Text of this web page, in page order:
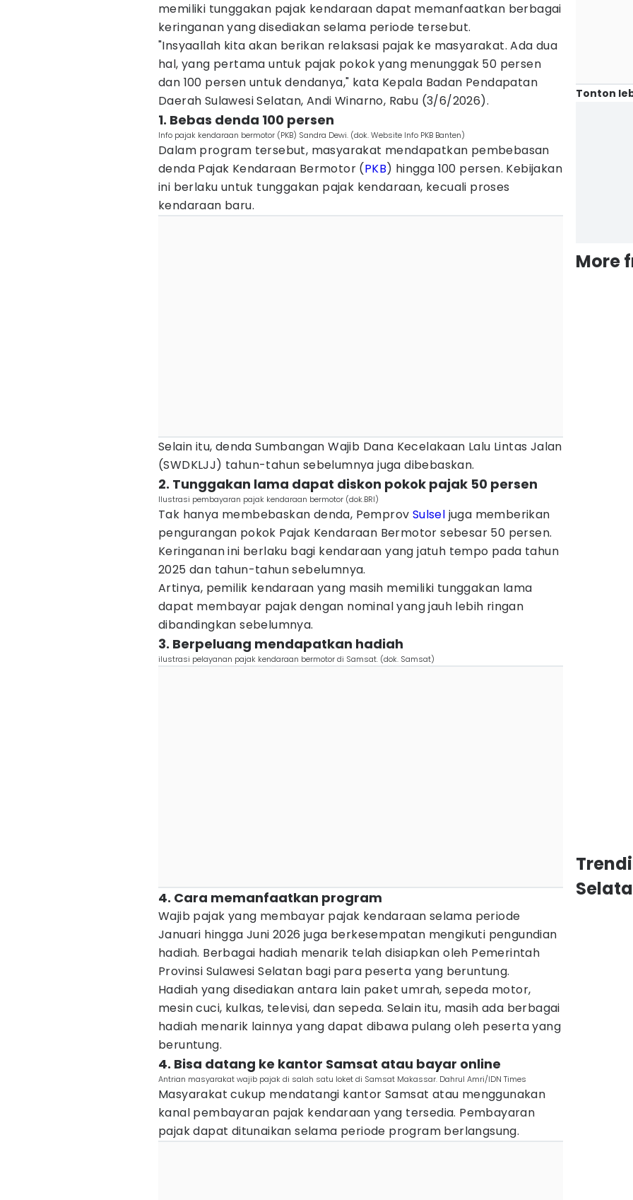
memiliki tunggakan pajak kendaraan dapat memanfaatkan berbagai
keringanan yang disediakan selama periode tersebut.
"Insyaallah kita akan berikan relaksasi pajak ke masyarakat. Ada dua
hal, yang pertama untuk pajak pokok yang menunggak 50 persen
dan 100 persen untuk dendanya," kata Kepala Badan Pendapatan
Daerah Sulawesi Selatan, Andi Winarno, Rabu (3/6/2026).
1. Bebas denda 100 persen
Info pajak kendaraan bermotor (PKB) Sandra Dewi. (dok. Website Info PKB Banten)
Dalam program tersebut, masyarakat mendapatkan pembebasan
denda Pajak Kendaraan Bermotor (PKB) hingga 100 persen. Kebijakan
ini berlaku untuk tunggakan pajak kendaraan, kecuali proses
kendaraan baru.
Selain itu, denda Sumbangan Wajib Dana Kecelakaan Lalu Lintas Jalan
(SWDKLJJ) tahun-tahun sebelumnya juga dibebaskan.
2. Tunggakan lama dapat diskon pokok pajak 50 persen
Ilustrasi pembayaran pajak kendaraan bermotor (dok.BRI)
Tak hanya membebaskan denda, Pemprov Sulsel juga memberikan
pengurangan pokok Pajak Kendaraan Bermotor sebesar 50 persen.
Keringanan ini berlaku bagi kendaraan yang jatuh tempo pada tahun
2025 dan tahun-tahun sebelumnya.
Artinya, pemilik kendaraan yang masih memiliki tunggakan lama
dapat membayar pajak dengan nominal yang jauh lebih ringan
dibandingkan sebelumnya.
3. Berpeluang mendapatkan hadiah
ilustrasi pelayanan pajak kendaraan bermotor di Samsat. (dok. Samsat)
4. Cara memanfaatkan program
Wajib pajak yang membayar pajak kendaraan selama periode
Januari hingga Juni 2026 juga berkesempatan mengikuti pengundian
hadiah. Berbagai hadiah menarik telah disiapkan oleh Pemerintah
Provinsi Sulawesi Selatan bagi para peserta yang beruntung.
Hadiah yang disediakan antara lain paket umrah, sepeda motor,
mesin cuci, kulkas, televisi, dan sepeda. Selain itu, masih ada berbagai
hadiah menarik lainnya yang dapat dibawa pulang oleh peserta yang
beruntung.
4. Bisa datang ke kantor Samsat atau bayar online
Antrian masyarakat wajib pajak di salah satu loket di Samsat Makassar. Dahrul Amri/IDN Times
Masyarakat cukup mendatangi kantor Samsat atau menggunakan
kanal pembayaran pajak kendaraan yang tersedia. Pembayaran
pajak dapat ditunaikan selama periode program berlangsung.
Tonton
More